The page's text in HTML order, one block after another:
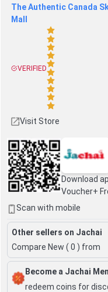
The Authentic Canada
Mall
VERIFIED
Visit Store
Download
Voucher+
Scan with mobile
Other sellers on Jachai
Compare New ( 0 ) from
Become a Jachai
redeem coins for